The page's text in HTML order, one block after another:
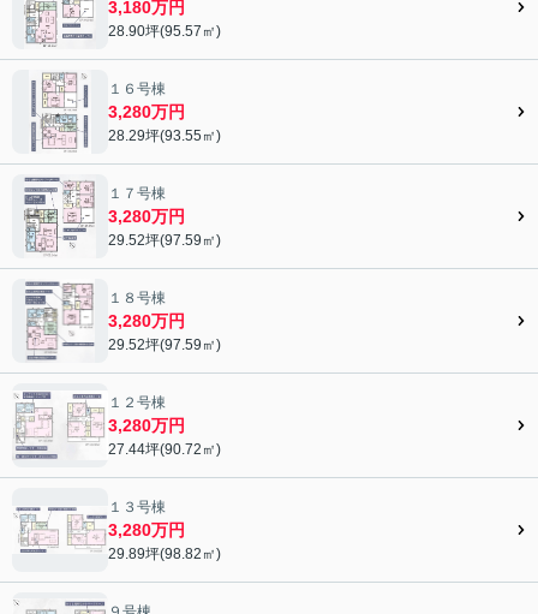
3,180万円
28.90坪(95.57㎡)
１６号棟
3,280万円
28.29坪(93.55㎡)
１７号棟
3,280万円
29.52坪(97.59㎡)
１８号棟
3,280万円
29.52坪(97.59㎡)
１２号棟
3,280万円
27.44坪(90.72㎡)
１３号棟
3,280万円
29.89坪(98.82㎡)